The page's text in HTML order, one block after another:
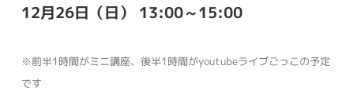
12月26日（日） 13:00～15:00
※前半1時間がミニ講座、後半1時間がyoutubeライブごっこの予定
です